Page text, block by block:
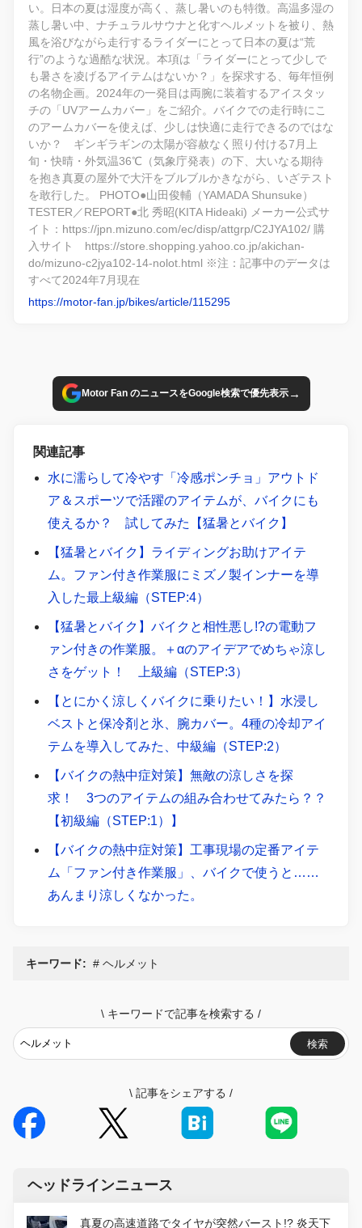
い。日本の夏は湿度が高く、蒸し暑いのも特徴。高温多湿の
蒸し暑い中、ナチュラルサウナと化すヘルメットを被り、熱
風を浴びながら走行するライダーにとって日本の夏は“荒
行”のような過酷な状況。本項は「ライダーにとって少しで
も暑さを凌げるアイテムはないか？」を探求する、毎年恒例
の名物企画。2024年の一発目は両腕に装着するアイスタッ
チの「UVアームカバー」をご紹介。バイクでの走行時にこ
のアームカバーを使えば、少しは快適に走行できるのではな
いか？ ギンギラギンの太陽が容赦なく照り付ける7月上
旬・快晴・外気温36℃（気象庁発表）の下、大いなる期待
を抱き真夏の屋外で大汗をブルブルかきながら、いざテスト
を敢行した。 PHOTO●山田俊輔（YAMADA Shunsuke）
TESTER／REPORT●北 秀昭(KITA Hideaki) メーカー公式サ
イト：https://jpn.mizuno.com/ec/disp/attgrp/C2JYA102/ 購
入サイト https://store.shopping.yahoo.co.jp/akichan-
do/mizuno-c2jya102-14-nolot.html ※注：記事中のデータは
すべて2024年7月現在
https://motor-fan.jp/bikes/article/115295
Motor Fan のニュースをGoogle検索で優先表示→
関連記事
水に濡らして冷やす「冷感ポンチョ」アウトド
ア＆スポーツで活躍のアイテムが、バイクにも
使えるか？ 試してみた【猛暑とバイク】
【猛暑とバイク】ライディングお助けアイテ
ム。ファン付き作業服にミズノ製インナーを導
入した最上級編（STEP:4）
【猛暑とバイク】バイクと相性悪し!?の電動フ
ァン付きの作業服。＋αのアイデアでめちゃ涼し
さをゲット！ 上級編（STEP:3）
【とにかく涼しくバイクに乗りたい！】水浸し
ベストと保冷剤と氷、腕カバー。4種の冷却アイ
テムを導入してみた、中級編（STEP:2）
【バイクの熱中症対策】無敵の涼しさを探
求！ 3つのアイテムの組み合わせてみたら？？
【初級編（STEP:1）】
【バイクの熱中症対策】工事現場の定番アイテ
ム「ファン付き作業服」、バイクで使うと……
あんまり涼しくなかった。
キーワード: ヘルメット
\ キーワードで記事を検索する /
検索
\ 記事をシェアする /
ヘッドラインニュース
真夏の高速道路でタイヤが突然バースト!? 炎天下